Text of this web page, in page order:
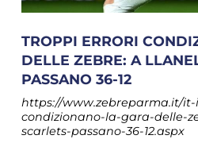
TROPPI ERRORI
DELLE ZEBRE: A
PASSANO 36-12
https://www.zebreparma.it/
condizionano-la-gara-delle-
scarlets-passano-36-12.aspx